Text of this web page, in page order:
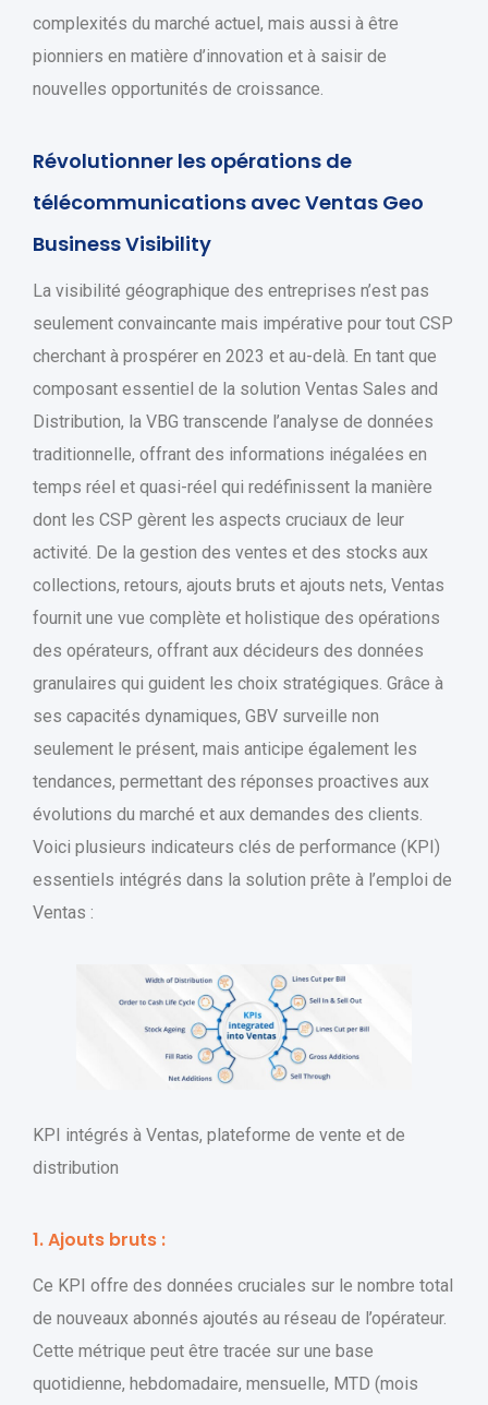
complexités du marché actuel, mais aussi à être
pionniers en matière d’innovation et à saisir de
nouvelles opportunités de croissance.
Révolutionner les opérations de
télécommunications avec Ventas Geo
Business Visibility
La visibilité géographique des entreprises n’est pas
seulement convaincante mais impérative pour tout CSP
cherchant à prospérer en 2023 et au-delà. En tant que
composant essentiel de la solution Ventas Sales and
Distribution, la VBG transcende l’analyse de données
traditionnelle, offrant des informations inégalées en
temps réel et quasi-réel qui redéfinissent la manière
dont les CSP gèrent les aspects cruciaux de leur
activité. De la gestion des ventes et des stocks aux
collections, retours, ajouts bruts et ajouts nets, Ventas
fournit une vue complète et holistique des opérations
des opérateurs, offrant aux décideurs des données
granulaires qui guident les choix stratégiques. Grâce à
ses capacités dynamiques, GBV surveille non
seulement le présent, mais anticipe également les
tendances, permettant des réponses proactives aux
évolutions du marché et aux demandes des clients.
Voici plusieurs indicateurs clés de performance (KPI)
essentiels intégrés dans la solution prête à l’emploi de
Ventas :
KPI intégrés à Ventas, plateforme de vente et de
distribution
1. Ajouts bruts :
Ce KPI offre des données cruciales sur le nombre total
de nouveaux abonnés ajoutés au réseau de l’opérateur.
Cette métrique peut être tracée sur une base
quotidienne, hebdomadaire, mensuelle, MTD (mois